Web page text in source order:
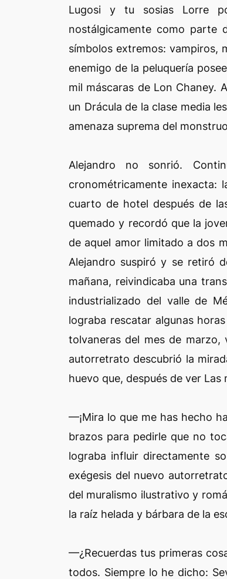
Lugosi y tu sosias Lorre
nostálgicamente como parte
símbolos extremos: vampiros,
enemigo de la peluquería
mil máscaras de Lon Chaney.
un Drácula de la clase media
amenaza suprema del
Alejandro no sonrió.
cronométricamente inexacta:
cuarto de hotel después de
quemado y recordó que la
de aquel amor limitado a dos
Alejandro suspiró y se retiró
mañana, reivindicaba una
industrializado del valle de
lograba rescatar algunas
tolvaneras del mes de
autorretrato descubrió la
huevo que, después de ver
—¡Mira lo que me has hecho
brazos para pedirle que no
lograba influir directamente
exégesis del nuevo
del muralismo ilustrativo y
la raíz helada y bárbara de la
—¿Recuerdas tus primeras
todos. Siempre lo he dicho: